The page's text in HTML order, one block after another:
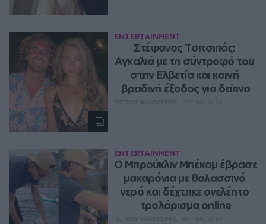
ENTERTAINMENT
Στέφανος Τσιτσιπάς:
Αγκαλιά με τη σύντροφό του
στην Ελβετία και κοινή
βραδινή έξοδος για δείπνο
ENTERTAINMENT
Ο Μπρούκλιν Μπέκαμ έβρασε
μακαρόνια με θαλασσινό
νερό και δέχτηκε ανελέητο
τρολάρισμα online